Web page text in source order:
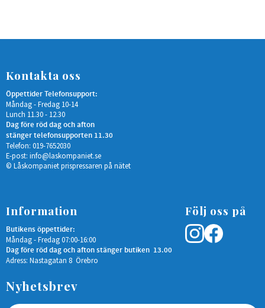
Kontakta oss
Öppettider Telefonsupport:
Måndag - Fredag 10-14
Lunch 11.30 - 12.30
Dag före röd dag och afton
stänger telefonsupporten 11.30
Telefon: 019-7652030
E-post: info@laskompaniet.se
© Låskompaniet prispressaren på nätet
Information
Butikens öppettider:
Måndag - Fredag 07:00-16:00
Dag före röd dag och afton stänger butiken 13.00
Adress: Nastagatan 8 Örebro
Följ oss på
Nyhetsbrev